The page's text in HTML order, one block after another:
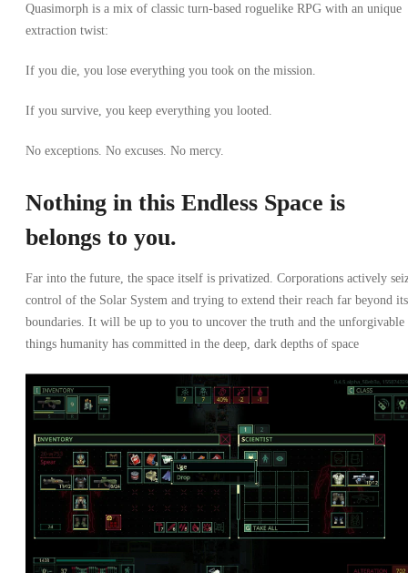
Quasimorph is a mix of classic turn-based roguelike RPG with an unique
extraction twist:
If you die, you lose everything you took on the mission.
If you survive, you keep everything you looted.
No exceptions. No excuses. No mercy.
Nothing in this Endless Space is
belongs to you.
Far into the future, the space itself is privatized. Corporations actively
control of the Solar System and trying to extend their reach far beyond its
boundaries. It will be up to you to uncover the truth and the unforgivable
things humanity has committed in the deep, dark depths of space